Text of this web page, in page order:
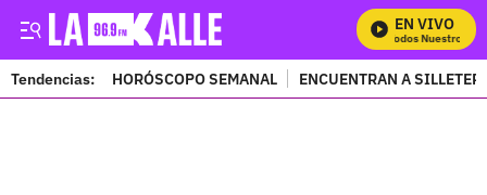
EN VIVO
Mira Todos Nuestros
Tendencias: HORÓSCOPO SEMANAL ENCUENTRAN A